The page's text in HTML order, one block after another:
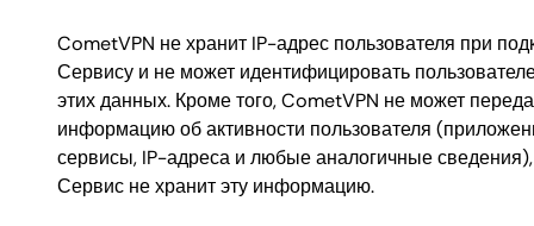
CometVPN не хранит IP-адрес пользователя при
Сервису и не может идентифицировать
этих данных. Кроме того, CometVPN не может
информацию об активности пользователя
сервисы, IP-адреса и любые аналогичные сведения),
Сервис не хранит эту информацию.